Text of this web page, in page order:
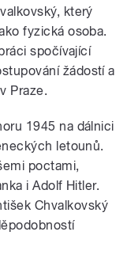
který
fyzická osoba.
spočívající
žádostí a
Praze.
1945 na dálnici
letounů.
poctami,
i Adolf Hitler.
Chvalkovský